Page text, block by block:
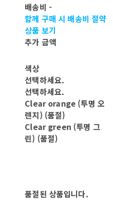
배송비 -
함께 구매 시 배송비 절약
상품 보기
추가 금액
색상
선택하세요.
선택하세요.
Clear orange (투명 오
렌지) (품절)
Clear green (투명 그
린) (품절)
품절된 상품입니다.